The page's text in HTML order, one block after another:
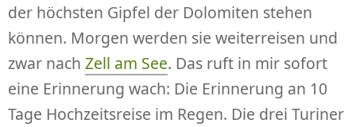
der höchsten Gipfel der Dolomiten stehen
können. Morgen werden sie weiterreisen und
zwar nach Zell am See. Das ruft in mir sofort
eine Erinnerung wach: Die Erinnerung an 10
Tage Hochzeitsreise im Regen. Die drei Turiner